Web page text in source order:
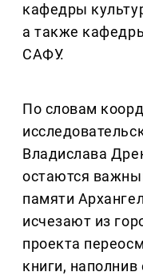
кафедры
а также
САФУ.
По словам
Владислава
остаются
памяти
исчезают из
проекта
книги,